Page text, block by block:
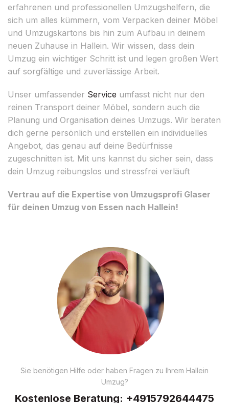
erfahrenen und professionellen Umzugshelfern, die
sich um alles kümmern, vom Verpacken deiner Möbel
und Umzugskartons bis hin zum Aufbau in deinem
neuen Zuhause in Hallein. Wir wissen, dass dein
Umzug ein wichtiger Schritt ist und legen großen Wert
auf sorgfältige und zuverlässige Arbeit.
Unser umfassender Service umfasst nicht nur den
reinen Transport deiner Möbel, sondern auch die
Planung und Organisation deines Umzugs. Wir beraten
dich gerne persönlich und erstellen ein individuelles
Angebot, das genau auf deine Bedürfnisse
zugeschnitten ist. Mit uns kannst du sicher sein, dass
dein Umzug reibungslos und stressfrei verläuft
Vertrau auf die Expertise von Umzugsprofi Glaser
für deinen Umzug von Essen nach Hallein!
Sie benötigen Hilfe oder haben Fragen zu Ihrem Hallein
Umzug?
Kostenlose Beratung: +4915792644475